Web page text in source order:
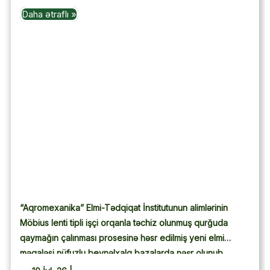
Daha ətraflı »
“Aqromexanika” Elmi-Tədqiqat İnstitutunun alimlərinin
Möbius lenti tipli işçi orqanla təchiz olunmuş qurğuda
qaymağın çalınması prosesinə həsr edilmiş yeni elmi
məqaləsi nüfuzlu beynəlxalq bazalarda nəşr olunub